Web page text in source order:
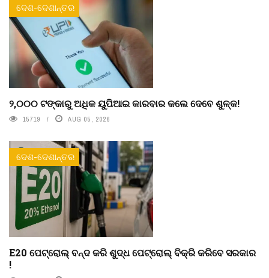
ଦେଶ-ଦେଶାନ୍ତର
୨,୦୦୦ ଟଙ୍କାରୁ ଅଧିକ ୟୁପିଆଇ କାରବାର କଲେ ଦେବେ ଶୁଳ୍କ!
15719 AUG 05, 2026
ଦେଶ-ଦେଶାନ୍ତର
E20 ପେଟ୍ରୋଲ୍ ବନ୍ଦ କରି ଶୁଦ୍ଧ ପେଟ୍ରୋଲ୍ ବିକ୍ରି କରିବେ ସରକାର
!